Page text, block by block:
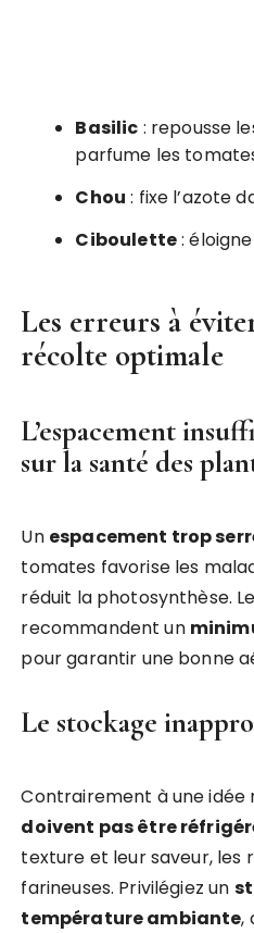
Basilic : repousse
parfume les
Chou : fixe l’azote
Ciboulette:
Les erreurs à
récolte optimale
L’espacement
sur la santé des
Un espacement trop
tomates favorise les
réduit la photosynthèse.
recommandent un
pour garantir une bonne
Le stockage
Contrairement à une idée
doivent pas être
texture et leur saveur, les
farineuses. Privilégiez un
température ambiante,